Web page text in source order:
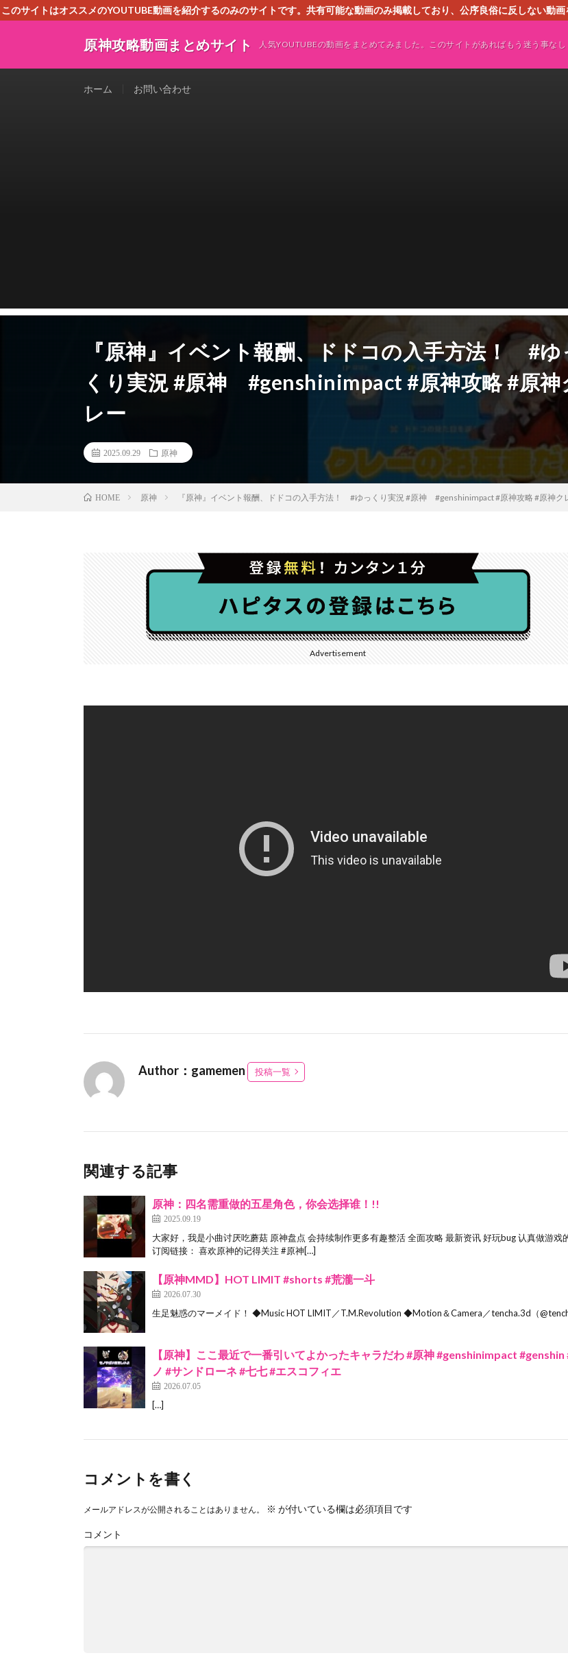
このサイトはオススメのYOUTUBE動画を紹介するのみのサイトです。共有可能な動画のみ掲載しており、公序良俗に反しない動
原神攻略動画まとめサイト 人気YOUTUBEの動画をまとめてみました。このサイトがあればもう迷う事なし
ホーム お問い合わせ
『原神』イベント報酬、ドドコの入手方法！ #ゆ
くり実況 #原神 #genshinimpact #原神攻略 #原神
レー
2025.09.29 原神
HOME 原神 『原神』イベント報酬、ドドコの入手方法！ #ゆっくり実況 #原神 #genshinimpact #原神攻略 #原神ク
Advertisement
Author：gamemen 投稿一覧
関連する記事
原神：四名需重做的五星角色，你会选择谁！!!
2025.09.19
大家好，我是小曲讨厌吃蘑菇 原神盘点 会持续制作更多有趣整活 全面攻略 最新资讯 好玩bug 认真做游戏
订阅链接： 喜欢原神的记得关注 #原神[…]
【原神MMD】HOT LIMIT #shorts #荒瀧一斗
2026.07.30
生足魅惑のマーメイド！ ◆Music HOT LIMIT／T.M.Revolution ◆Motion＆Camera／tencha.3d（
【原神】ここ最近で一番引いてよかったキャラだわ #原神 #genshinimpact #genshin
ノ #サンドローネ #七七 #エスコフィエ
2026.07.05
[…]
コメントを書く
メールアドレスが公開されることはありません。 ※ が付いている欄は必須項目です
コメント